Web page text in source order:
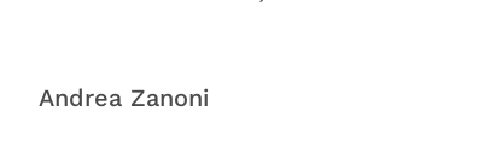
Andrea Zanoni